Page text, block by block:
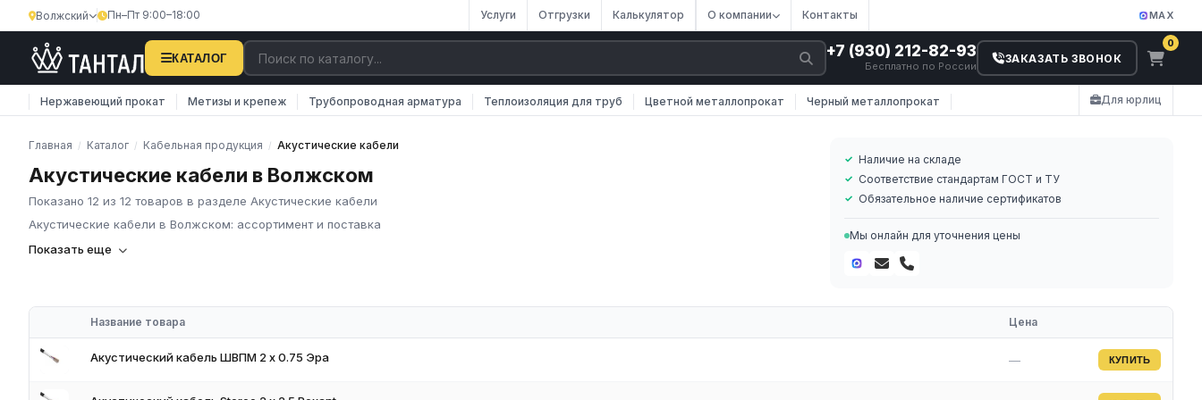
Волжский Пн–Пт 9:00–18:00 Услуги Отгрузки Калькулятор О компании Контакты MAX
КАТАЛОГ +7 (930) 212-82-93
Бесплатно по России
ЗАКАЗАТЬ ЗВОНОК
0
Нержавеющий прокат Метизы и крепеж Трубопроводная арматура Теплоизоляция для труб Цветной металлопрокат Черный металлопрокат Для юрлиц
Главная / Каталог / Кабельная продукция / Акустические кабели
Акустические кабели в Волжском
Показано 12 из 12 товаров в разделе Акустические кабели
Акустические кабели в Волжском: ассортимент и поставка
Компания «Тантал» предлагает Акустические кабели в России. Мы осуществляем оптовые и розничные поставки металлопроката и
соответствуют требованиям ГОСТ и ТУ, имеют сертификаты качества.
Наличие на складе в России
Обязательное наличие сертификатов
Показать еще
Наличие на складе
Соответствие стандартам ГОСТ и ТУ
Обязательное наличие сертификатов
Мы онлайн для уточнения цены
Название товара Цена
Акустический кабель ШВПМ 2 х 0.75 Эра — КУПИТЬ